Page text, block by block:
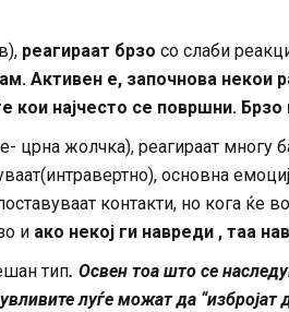
реагираат брзо со слаби
Активен е, започнова некои
кои најчесто се површни. Брзо
црна жолчка), реагираат многу
основна
контакти, но кога ќе
и ако некој ги навреди , таа
тип. Освен тоа што се
луѓе можат да “избројат